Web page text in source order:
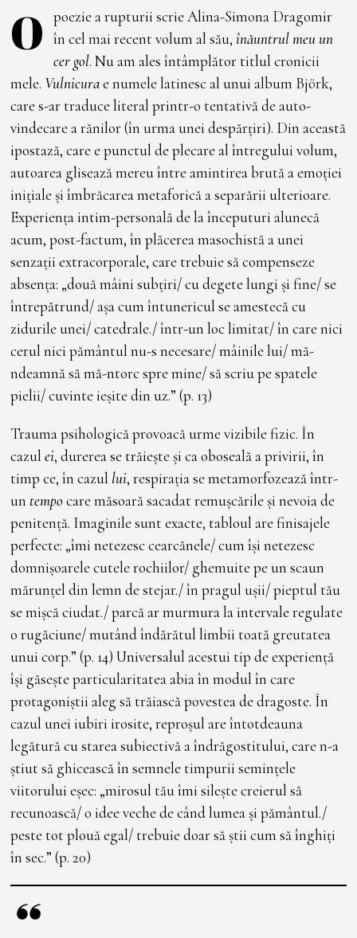
O
poezie a rupturii scrie Alina-Simona Dragomir
în cel mai recent volum al său,înăuntrul meu un
cer gol. Nu am ales întâmplător titlul cronicii
mele. Vulnicurae numele latinesc al unui album Björk,
care s-ar traduce literal printr-o tentativă de auto-
vindecare a rănilor (în urma unei despărțiri). Din această
ipostază, care e punctul de plecare al întregului volum,
autoarea glisează mereu între amintirea brută a emoției
inițiale și îmbrăcarea metaforică a separării ulterioare.
Experiența intim-personală de la începuturi alunecă
acum, post-factum, în plăcerea masochistă a unei
senzații extracorporale, care trebuie să compenseze
absența: „două mâini subțiri/ cu degete lungi și fine/ se
întrepătrund/ așa cum întunericul se amestecă cu
zidurile unei/ catedrale./ într-un loc limitat/ în care nici
cerul nici pământul nu-s necesare/ mâinile lui/ mă-
ndeamnă să mă-ntorc spre mine/ să scriu pe spatele
pielii/ cuvinte ieșite din uz.” (p. 13)
Trauma psihologică provoacă urme vizibile fizic. În
cazulei, durerea se trăiește și ca oboseală a privirii, în
timp ce, în cazul lui, respirația se metamorfozează într-
un tempocare măsoară sacadat remușcările și nevoia de
penitență. Imaginile sunt exacte, tabloul are finisajele
perfecte: „îmi netezesc cearcănele/ cum își netezesc
domnișoarele cutele rochiilor/ ghemuite pe un scaun
mărunțel din lemn de stejar./ în pragul ușii/ pieptul tău
se mișcă ciudat./ parcă ar murmura la intervale regulate
o rugăciune/ mutând îndărătul limbii toată greutatea
unui corp.” (p. 14) Universalul acestui tip de experiență
își găsește particularitatea abia în modul în care
protagoniștii aleg să trăiască povestea de dragoste. În
cazul unei iubiri irosite, reproșul are întotdeauna
legătură cu starea subiectivă a îndrăgostitului, care n-a
știut să ghicească în semnele timpurii semințele
viitorului eșec: „mirosul tău îmi silește creierul să
recunoască/ o idee veche de când lumea și pământul./
peste tot plouă egal/ trebuie doar să știi cum să înghiți
în sec.” (p. 20)